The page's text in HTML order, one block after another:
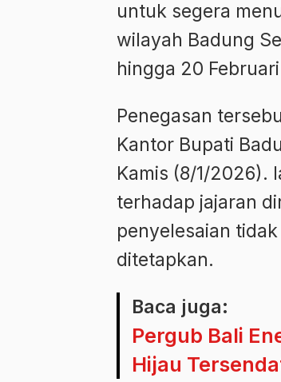
untuk segera
wilayah Badung
hingga 20
Penegasan
Kantor Bupati
Kamis (8/1/2026).
terhadap jajaran
penyelesaian
ditetapkan.
Baca juga:
Pergub Bali
Hijau